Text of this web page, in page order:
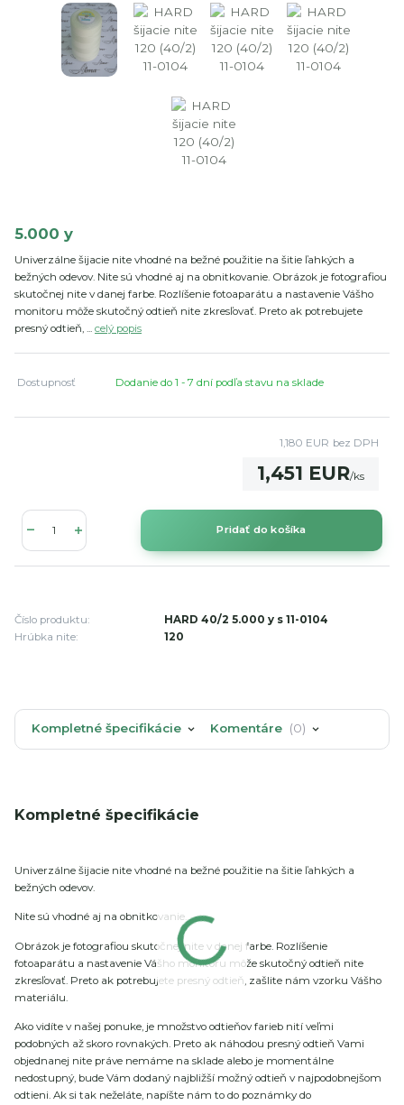
5.000 y
Univerzálne šijacie nite vhodné na bežné použitie na šitie ľahkých a
bežných odevov. Nite sú vhodné aj na obnitkovanie. Obrázok je fotografiou
skutočnej nite v danej farbe. Rozlíšenie fotoaparátu a nastavenie Vášho
monitoru môže skutočný odtieň nite zkresľovať. Preto ak potrebujete
presný odtieň, ... celý popis
Dostupnosť Dodanie do 1 - 7 dní podľa stavu na sklade
1,451 EUR/ks
1,180 EUR bez DPH
Pridať do košíka
Číslo produktu:
HARD 40/2 5.000 y s 11-0104
Hrúbka nite:
120
Kompletné špecifikácie Komentáre 0
Kompletné špecifikácie
Univerzálne šijacie nite vhodné na bežné použitie na šitie ľahkých a
bežných odevov.
Nite sú vhodné aj na obnitkovanie.
Obrázok je fotografiou skutočnej nite v danej farbe. Rozlíšenie
fotoaparátu a nastavenie Vášho monitoru môže skutočný odtieň nite
zkresľovať. Preto ak potrebujete presný odtieň, zašlite nám vzorku Vášho
materiálu.
Ako vidíte v našej ponuke, je množstvo odtieňov farieb nití veľmi
podobných až skoro rovnakých. Preto ak náhodou presný odtieň Vami
objednanej nite práve nemáme na sklade alebo je momentálne
nedostupný, bude Vám dodaný najbližší možný odtieň v najpodobnejšom
odtieni. Ak si tak neželáte, napíšte nám to do poznámky do